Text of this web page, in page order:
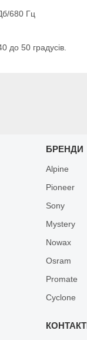
680 Гц
до 50 градусів.
БРЕНДИ
Alpine
Pioneer
Sony
Mystery
Nowax
Osram
Promate
Cyclone